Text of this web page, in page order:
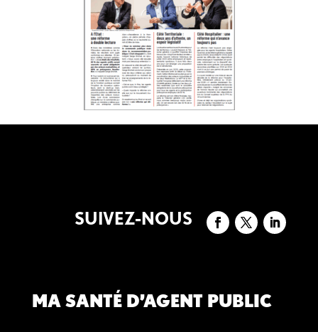
SUIVEZ-NOUS
MA SANTÉ D’AGENT PUBLIC